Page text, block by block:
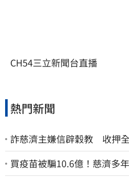
CH54三立新聞台直播
熱門新聞
詐慈濟主嫌信辟穀教 收押
買疫苗被騙10.6億！慈濟多